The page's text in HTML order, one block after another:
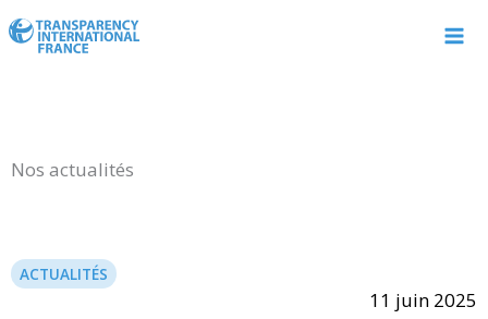
au
Nos actualités
ACTUALITÉS
11 juin 2025